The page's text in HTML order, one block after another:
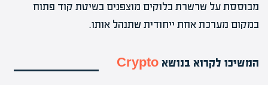
מבוססת על שרשרת בלוקים מוצפנים בשיטת קוד פתוח
במקום מערכת אחת ייחודית שתנהל אותו.
המשיכו לקרוא בנושא Crypto